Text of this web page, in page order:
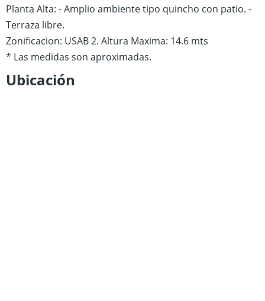
Planta Alta: - Amplio ambiente tipo quincho con patio. -
Terraza libre.
Zonificacion: USAB 2. Altura Maxima: 14.6 mts
* Las medidas son aproximadas.
Ubicación